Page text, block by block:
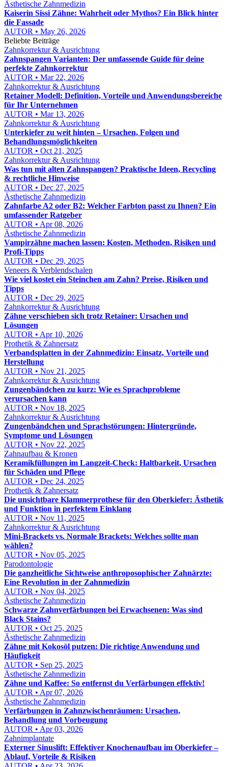
Ästhetische Zahnmedizin
Kaiserin Sissi Zähne: Wahrheit oder Mythos? Ein Blick hinter
die Fassade
AUTOR • May 26, 2026
Beliebte Beiträge
Zahnkorrektur & Ausrichtung
Zahnspangen Varianten: Der umfassende Guide für deine
perfekte Zahnkorrektur
AUTOR • Mar 22, 2026
Zahnkorrektur & Ausrichtung
Retainer Modell: Definition, Vorteile und Anwendungsbereiche
für Ihr Unternehmen
AUTOR • Mar 13, 2026
Zahnkorrektur & Ausrichtung
Unterkiefer zu weit hinten – Ursachen, Folgen und
Behandlungsmöglichkeiten
AUTOR • Oct 21, 2025
Zahnkorrektur & Ausrichtung
Was tun mit alten Zahnspangen? Praktische Ideen, Recycling
& rechtliche Hinweise
AUTOR • Dec 27, 2025
Ästhetische Zahnmedizin
Zahnfarbe A2 oder B2: Welcher Farbton passt zu Ihnen? Ein
umfassender Ratgeber
AUTOR • Apr 08, 2026
Ästhetische Zahnmedizin
Vampirzähne machen lassen: Kosten, Methoden, Risiken und
Profi-Tipps
AUTOR • Dec 29, 2025
Veneers & Verblendschalen
Wie viel kostet ein Steinchen am Zahn? Preise, Risiken und
Tipps
AUTOR • Dec 29, 2025
Zahnkorrektur & Ausrichtung
Zähne verschieben sich trotz Retainer: Ursachen und
Lösungen
AUTOR • Apr 10, 2026
Prothetik & Zahnersatz
Verbandsplatten in der Zahnmedizin: Einsatz, Vorteile und
Herstellung
AUTOR • Nov 21, 2025
Zahnkorrektur & Ausrichtung
Zungenbändchen zu kurz: Wie es Sprachprobleme
verursachen kann
AUTOR • Nov 18, 2025
Zahnkorrektur & Ausrichtung
Zungenbändchen und Sprachstörungen: Hintergründe,
Symptome und Lösungen
AUTOR • Nov 22, 2025
Zahnaufbau & Kronen
Keramikfüllungen im Langzeit-Check: Haltbarkeit, Ursachen
für Schäden und Pflege
AUTOR • Dec 24, 2025
Prothetik & Zahnersatz
Die unsichtbare Klammerprothese für den Oberkiefer: Ästhetik
und Funktion in perfektem Einklang
AUTOR • Nov 11, 2025
Zahnkorrektur & Ausrichtung
Mini-Brackets vs. Normale Brackets: Welches sollte man
wählen?
AUTOR • Nov 05, 2025
Parodontologie
Die ganzheitliche Sichtweise anthroposophischer Zahnärzte:
Eine Revolution in der Zahnmedizin
AUTOR • Nov 04, 2025
Ästhetische Zahnmedizin
Schwarze Zahnverfärbungen bei Erwachsenen: Was sind
Black Stains?
AUTOR • Oct 25, 2025
Ästhetische Zahnmedizin
Zähne mit Kokosöl putzen: Die richtige Anwendung und
Häufigkeit
AUTOR • Sep 25, 2025
Ästhetische Zahnmedizin
Zähne und Kaffee: So entfernst du Verfärbungen effektiv!
AUTOR • Apr 07, 2026
Ästhetische Zahnmedizin
Verfärbungen in Zahnzwischenräumen: Ursachen,
Behandlung und Vorbeugung
AUTOR • Apr 03, 2026
Zahnimplantate
Externer Sinuslift: Effektiver Knochenaufbau im Oberkiefer –
Ablauf, Vorteile & Risiken